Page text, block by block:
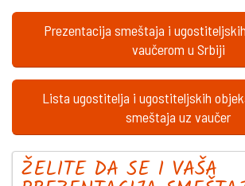
Prezentacija smeštaja i
vaučerom u Srbiji
Lista ugostitelja i ugostiteljskih
smeštaja uz vaučer
ŽELITE DA SE I VAŠA